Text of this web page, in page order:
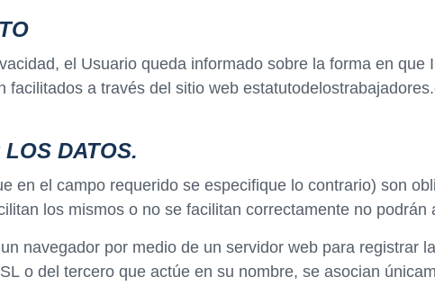
el Usuario queda informado sobre la forma en que
a través del sitio web
DATOS.
en el campo requerido se especifique lo contrario) son
los mismos o no se facilitan correctamente no podrán
navegador por medio de un servidor web para registrar
o del tercero que actúe en su nombre, se asocian